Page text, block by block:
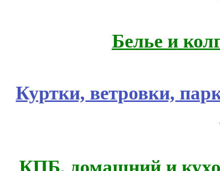
Белье и
Куртки, ветровки,
КПБ, домашний и